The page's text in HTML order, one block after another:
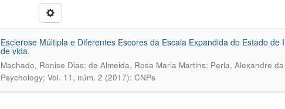
Esclerose Múltipla e Diferentes Escores da Escala Expandida do Estado
de vida.
Machado, Ronise Dias; de Almeida, Rosa Maria Martins; Perla, Alexandre
Psychology; Vol. 11, núm. 2 (2017): CNPs